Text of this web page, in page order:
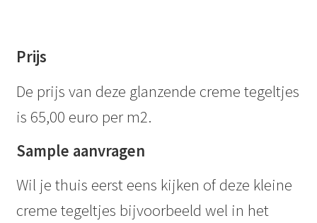
Prijs
De prijs van deze glanzende creme tegeltjes
is 65,00 euro per m2.
Sample aanvragen
Wil je thuis eerst eens kijken of deze kleine
creme tegeltjes bijvoorbeeld wel in het